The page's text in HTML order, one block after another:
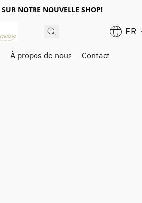
NOTRE NOUVELLE SHOP!
FR
À propos de nous Contact